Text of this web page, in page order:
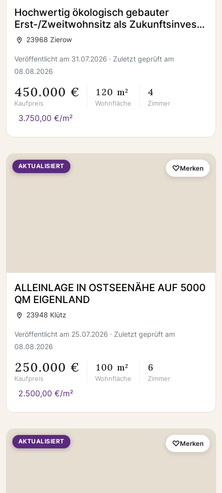
Hochwertig ökologisch gebauter
Erst-/Zweitwohnsitz als Zukunftsinvest
in Zierow
23968 Zierow
Veröffentlicht am 31.07.2026 · Zuletzt geprüft am
08.08.2026
450.000 €
Kaufpreis
120 m²
Wohnfläche
4
Zimmer
3.750,00 €/m²
AKTUALISIERT
ALLEINLAGE IN OSTSEENÄHE AUF 5000
QM EIGENLAND
23948 Klütz
Veröffentlicht am 25.07.2026 · Zuletzt geprüft am
08.08.2026
250.000 €
Kaufpreis
100 m²
Wohnfläche
6
Zimmer
2.500,00 €/m²
Merken
AKTUALISIERT Merken